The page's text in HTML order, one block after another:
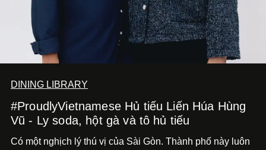
DINING LIBRARY
#ProudlyVietnamese Hủ tiếu Liến Húa Hùng
Vũ - Ly soda, hột gà và tô hủ tiếu
Có một nghịch lý thú vị của Sài Gòn. Thành phố này luôn